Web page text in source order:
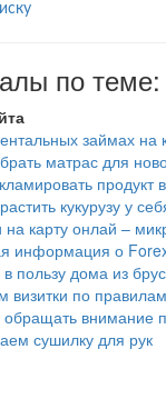
по теме:
займах на
матрас для
продукт
кукурузу у
на карту онлай –
информация о
пользу дома из
визитки по
обращать внимание
сушилку для рук